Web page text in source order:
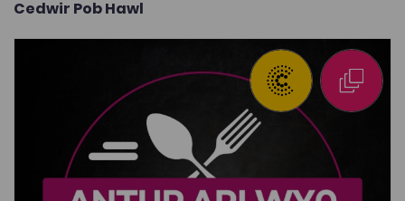
Cedwir Pob Hawl